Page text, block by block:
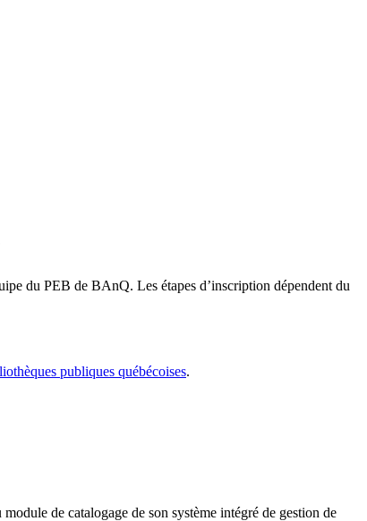
du PEB de BAnQ. Les étapes d’inscription dépendent du
publiques québécoises.
de catalogage de son système intégré de gestion de